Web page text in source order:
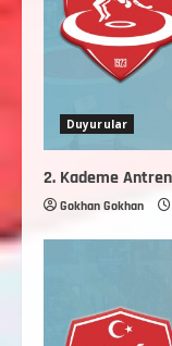
Duyurular
2. Kademe
Gokhan Gokhan